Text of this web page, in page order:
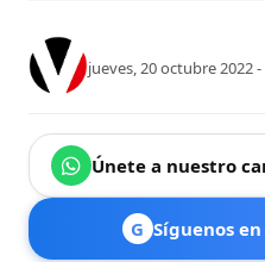
jueves, 20 octubre 2022 -
Únete a nuestro
G Síguenos